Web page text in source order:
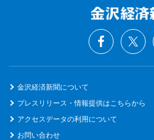
金沢経済新聞について
プレスリリース・情報提供はこちらから
アクセスデータの利用について
お問い合わせ